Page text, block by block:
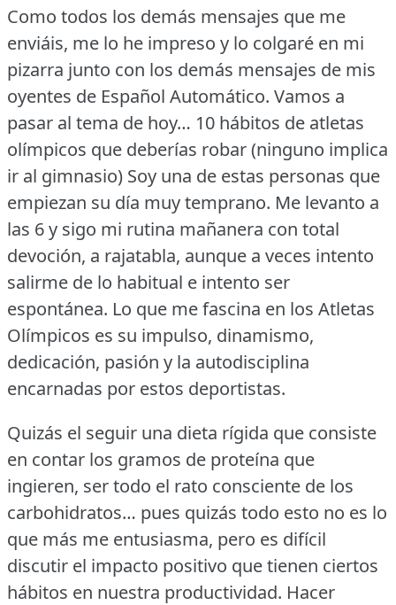
Como todos los demás mensajes que me
enviáis, me lo he impreso y lo colgaré en mi
pizarra junto con los demás mensajes de mis
oyentes de Español Automático. Vamos a
pasar al tema de hoy… 10 hábitos de atletas
olímpicos que deberías robar (ninguno implica
ir al gimnasio) Soy una de estas personas que
empiezan su día muy temprano. Me levanto a
las 6 y sigo mi rutina mañanera con total
devoción, a rajatabla, aunque a veces intento
salirme de lo habitual e intento ser
espontánea. Lo que me fascina en los Atletas
Olímpicos es su impulso, dinamismo,
dedicación, pasión y la autodisciplina
encarnadas por estos deportistas.
Quizás el seguir una dieta rígida que consiste
en contar los gramos de proteína que
ingieren, ser todo el rato consciente de los
carbohidratos… pues quizás todo esto no es lo
que más me entusiasma, pero es difícil
discutir el impacto positivo que tienen ciertos
hábitos en nuestra productividad. Hacer